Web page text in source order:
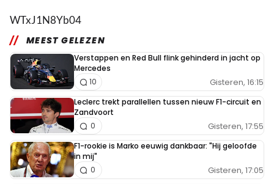
WTxJ1N8Yb04
MEEST GELEZEN
Verstappen en Red Bull flink gehinderd in jacht op
Mercedes
Gisteren, 16:15
10
Leclerc trekt parallellen tussen nieuw F1-circuit en
Zandvoort
Gisteren, 17:55
0
F1-rookie is Marko eeuwig dankbaar: "Hij geloofde
in mij"
Gisteren, 17:05
0